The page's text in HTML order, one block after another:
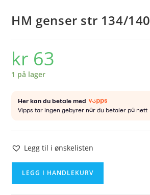
HM genser str 134/140
kr 63
1 på lager
Legg til i ønskelisten
LEGG I HANDLEKURV